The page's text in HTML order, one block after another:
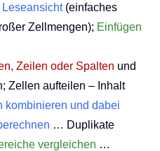
Leseansicht(einfaches
Zellmengen); Einfügen
Zeilen oder Spalten und
Zellen aufteilen – Inhalt
kombinieren und dabei
… Duplikate
vergleichen …